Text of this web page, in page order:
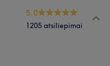
5.0
1205 atsiliepimai